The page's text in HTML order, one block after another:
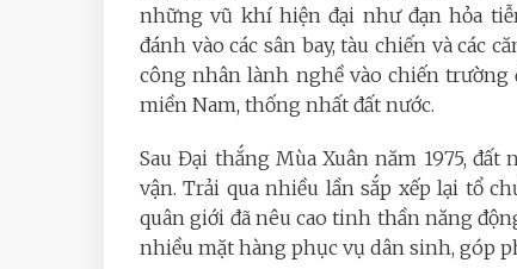
những vũ khí hiện đại như đạn hỏa
đánh vào các sân bay, tàu chiến và các
công nhân lành nghề vào chiến
miền Nam, thống nhất đất nước.
Sau Đại thắng Mùa Xuân năm 1975,
vận. Trải qua nhiều lần sắp xếp lại tổ
quân giới đã nêu cao tinh thần năng
nhiều mặt hàng phục vụ dân sinh, góp